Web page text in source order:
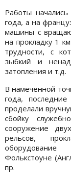
Работы
года, а на
машины с
на прокладку 1
трудности, с
зыбкий и
затопления и т.д.
В намеченной
года,
проделали
сбойку
сооружение
рельсов,
Фолькстоуне
пр.